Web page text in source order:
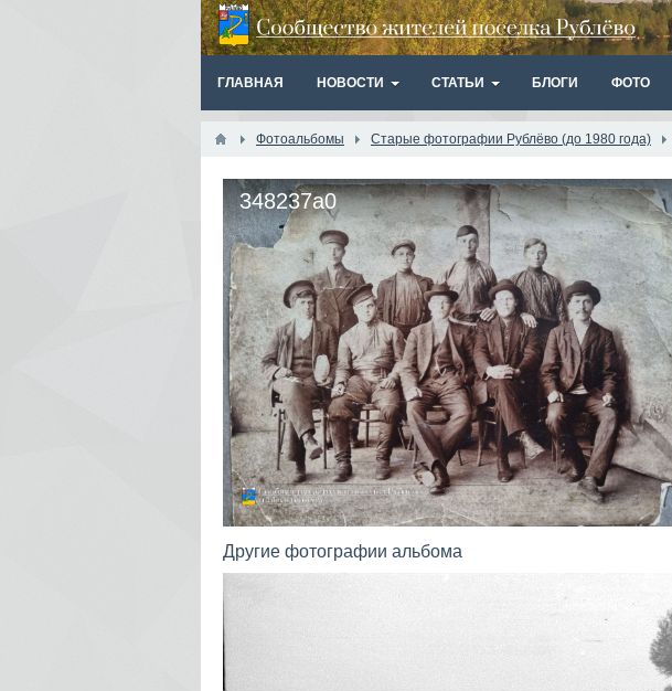
ГЛАВНАЯ НОВОСТИ СТАТЬИ БЛОГИ ФОТО
Фотоальбомы Старые фотографии Рублёво (до 1980 года)
348237a0
Другие фотографии альбома